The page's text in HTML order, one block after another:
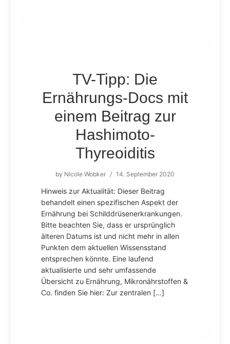
TV-Tipp: Die
Ernährungs-Docs mit
einem Beitrag zur
Hashimoto-
Thyreoiditis
by Nicole Wobker / 14. September 2020
Hinweis zur Aktualität: Dieser Beitrag
behandelt einen spezifischen Aspekt der
Ernährung bei Schilddrüsenerkrankungen.
Bitte beachten Sie, dass er ursprünglich
älteren Datums ist und nicht mehr in allen
Punkten dem aktuellen Wissensstand
entsprechen könnte. Eine laufend
aktualisierte und sehr umfassende
Übersicht zu Ernährung, Mikronährstoffen &
Co. finden Sie hier: Zur zentralen […]